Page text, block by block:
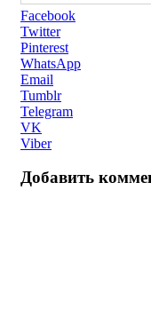
Facebook
Twitter
Pinterest
WhatsApp
Email
Tumblr
Telegram
VK
Viber
Добавить